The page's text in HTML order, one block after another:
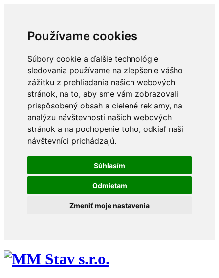
Používame cookies
Súbory cookie a ďalšie technológie
sledovania používame na zlepšenie vášho
zážitku z prehliadania našich webových
stránok, na to, aby sme vám zobrazovali
prispôsobený obsah a cielené reklamy, na
analýzu návštevnosti našich webových
stránok a na pochopenie toho, odkiaľ naši
návštevníci prichádzajú.
Súhlasím
Odmietam
Zmeniť moje nastavenia